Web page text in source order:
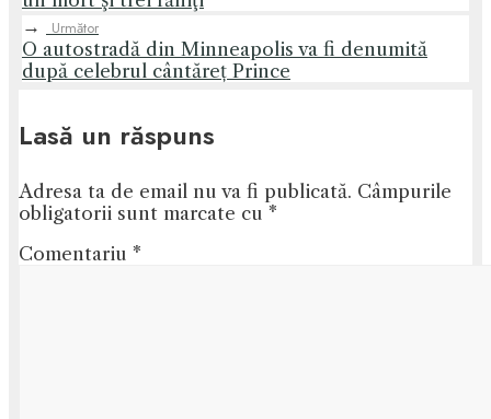
→
Următor
O autostradă din Minneapolis va fi denumită
după celebrul cântăreț Prince
Lasă un răspuns
Adresa ta de email nu va fi publicată. Câmpurile
obligatorii sunt marcate cu *
Comentariu *